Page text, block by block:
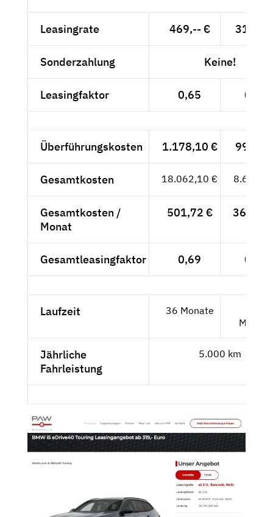
Leasingrate 469,-- € 319,--
Sonderzahlung Keine!
Leasingfaktor 0,65 0,53
Überführungskosten 1.178,10 € 990,--
Gesamtkosten 18.062,10 € 8.646,--
Gesamtkosten /
Monat
501,72 € 360,25
Gesamtleasingfaktor 0,69 0,59
Laufzeit 36 Monate
Monate
Jährliche
Fahrleistung
5.000 km